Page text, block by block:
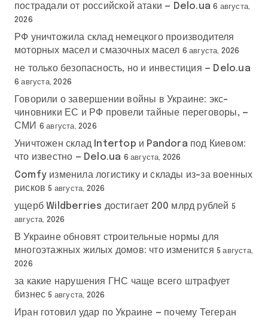
пострадали от российской атаки — Delo.ua 6 августа,
2026
РФ уничтожила склад немецкого производителя
моторных масел и смазочных масел 6 августа, 2026
не только безопасность, но и инвестиция — Delo.ua
6 августа, 2026
Говорили о завершении войны в Украине: экс-
чиновники ЕС и РФ провели тайные переговоры, —
СМИ
6 августа, 2026
Уничтожен склад Intertop и Pandora под Киевом:
что известно — Delo.ua 6 августа, 2026
Comfy изменила логистику и склады из-за военных
рисков 5 августа, 2026
ущерб Wildberries достигает 200 млрд рублей 5
августа, 2026
В Украине обновят строительные нормы для
многоэтажных жилых домов: что изменится 5 августа,
2026
за какие нарушения ГНС чаще всего штрафует
бизнес 5 августа, 2026
Иран готовил удар по Украине — почему Тегеран